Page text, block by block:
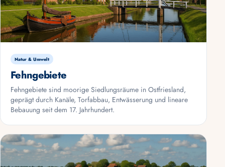
Natur & Umwelt
Fehngebiete
Fehngebiete sind moorige Siedlungsräume in Ostfriesland,
geprägt durch Kanäle, Torfabbau, Entwässerung und lineare
Bebauung seit dem 17. Jahrhundert.